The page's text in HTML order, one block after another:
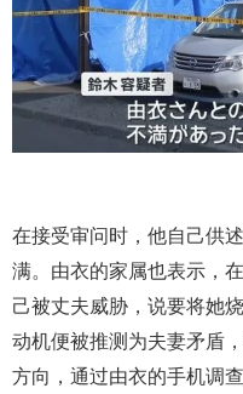
在接受审问时，他自己供
满。由衣的家属也表示，
己被丈夫威胁，说要将她
动机便被推测为夫妻矛盾
方向，通过由衣的手机调